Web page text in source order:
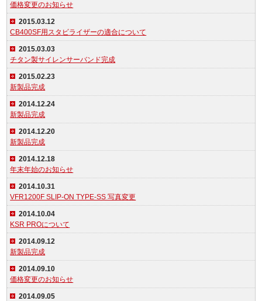
価格変更のお知らせ
2015.03.12
CB400SF用スタビライザーの適合について
2015.03.03
チタン製サイレンサーバンド完成
2015.02.23
新製品完成
2014.12.24
新製品完成
2014.12.20
新製品完成
2014.12.18
年末年始のお知らせ
2014.10.31
VFR1200F SLIP-ON TYPE-SS 写真変更
2014.10.04
KSR PROについて
2014.09.12
新製品完成
2014.09.10
価格変更のお知らせ
2014.09.05